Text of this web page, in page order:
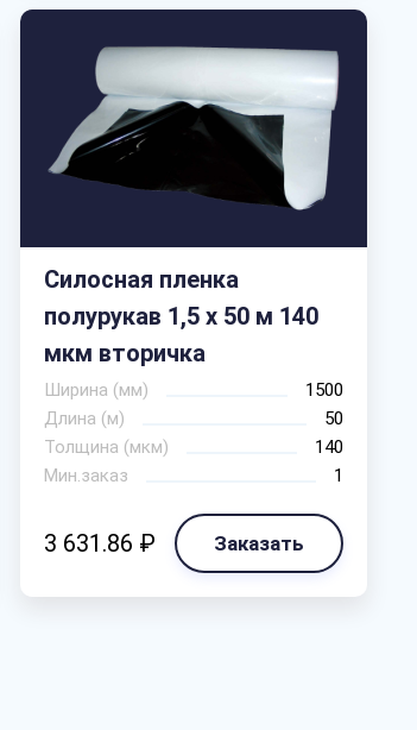
Силосная пленка
полурукав 1,5 х 50 м 140
мкм вторичка
Ширина (мм)
1500
Длина (м)
50
Толщина (мкм)
140
Мин.заказ
1
3 631.86 ₽ Заказать